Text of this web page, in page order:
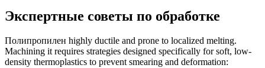
Экспертные советы по обработке
Полипропилен highly ductile and prone to localized melting.
Machining it requires strategies designed specifically for soft, low-
density thermoplastics to prevent smearing and deformation: